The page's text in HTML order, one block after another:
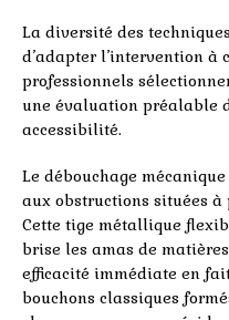
La diversité des
d’adapter l’intervention à
professionnels
une évaluation préalable
accessibilité.
Le débouchage
aux obstructions situées à
Cette tige métallique
brise les amas de
efficacité immédiate en
bouchons classiques